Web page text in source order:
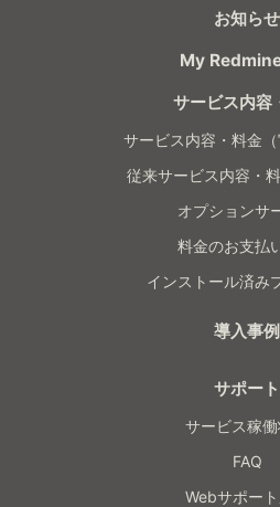
お知らせ
My
サービス内容
サービス内容・料金（
従来サービス内容・料
オプションサ
料金のお支払
インストール済み
導入事例
サポート
サービス稼働
FAQ
Webサポー